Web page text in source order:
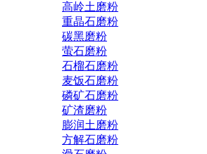
高岭土磨粉
重晶石磨粉
碳黑磨粉
萤石磨粉
石榴石磨粉
麦饭石磨粉
磷矿石磨粉
矿渣磨粉
膨润土磨粉
方解石磨粉